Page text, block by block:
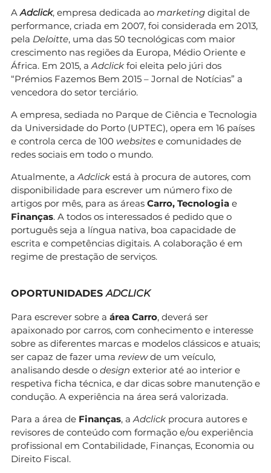
A Adclick, empresa dedicada ao marketing digital de
performance, criada em 2007, foi considerada em 2013,
pela Deloitte, uma das 50 tecnológicas com maior
crescimento nas regiões da Europa, Médio Oriente e
África. Em 2015, a Adclick foi eleita pelo júri dos
“Prémios Fazemos Bem 2015 – Jornal de Notícias” a
vencedora do setor terciário.
A empresa, sediada no Parque de Ciência e Tecnologia
da Universidade do Porto (UPTEC), opera em 16 países
e controla cerca de 100 websites e comunidades de
redes sociais em todo o mundo.
Atualmente, a Adclick está à procura de autores, com
disponibilidade para escrever um número fixo de
artigos por mês, para as áreas Carro, Tecnologia e
Finanças. A todos os interessados é pedido que o
português seja a língua nativa, boa capacidade de
escrita e competências digitais. A colaboração é em
regime de prestação de serviços.
OPORTUNIDADESADCLICK
Para escrever sobre a área Carro, deverá ser
apaixonado por carros, com conhecimento e interesse
sobre as diferentes marcas e modelos clássicos e atuais;
ser capaz de fazer uma reviewde um veículo,
analisando desde o design exterior até ao interior e
respetiva ficha técnica, e dar dicas sobre manutenção e
condução. A experiência na área será valorizada.
Para a área de Finanças, a Adclick procura autores e
revisores de conteúdo com formação e/ou experiência
profissional em Contabilidade, Finanças, Economia ou
Direito Fiscal.